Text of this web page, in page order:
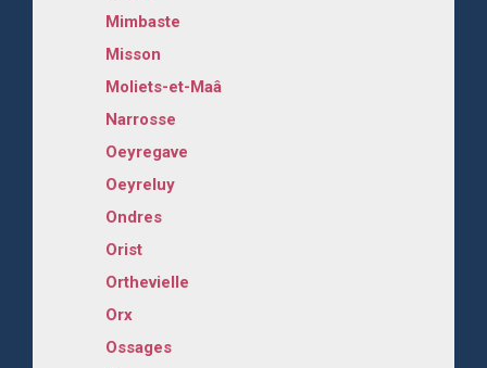
Mimbaste
Misson
Moliets-et-Maâ
Narrosse
Oeyregave
Oeyreluy
Ondres
Orist
Orthevielle
Orx
Ossages